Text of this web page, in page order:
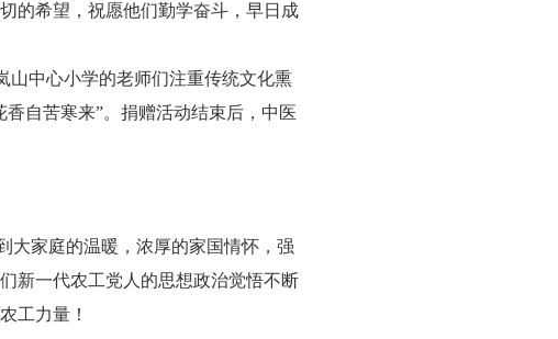
的希望，祝愿他们勤学奋斗，早日成
山中心小学的老师们注重传统文化熏
自苦寒来”。捐赠活动结束后，中医
大家庭的温暖，浓厚的家国情怀，强
新一代农工党人的思想政治觉悟不断
工力量！